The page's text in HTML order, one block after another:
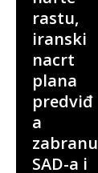
rastu,
iranski
nacrt
plana
predviđ
a
zabranu
SAD-a i